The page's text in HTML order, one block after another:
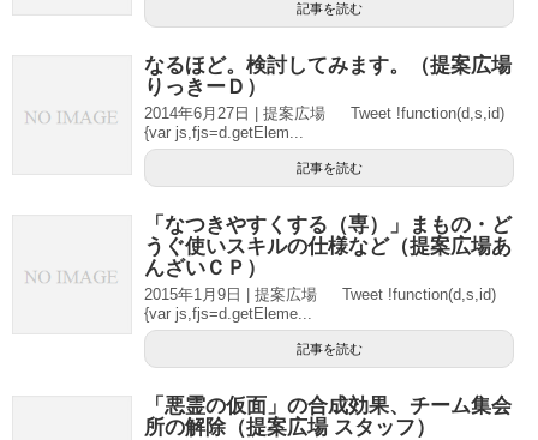
記事を読む
なるほど。検討してみます。（提案広場
りっきーＤ）
2014年6月27日 | 提案広場 Tweet !function(d,s,id)
{var js,fjs=d.getElem...
記事を読む
「なつきやすくする（専）」まもの・ど
うぐ使いスキルの仕様など（提案広場あ
んざいＣＰ）
2015年1月9日 | 提案広場 Tweet !function(d,s,id)
{var js,fjs=d.getEleme...
記事を読む
「悪霊の仮面」の合成効果、チーム集会
所の解除（提案広場 スタッフ）